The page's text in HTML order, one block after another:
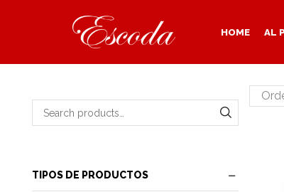
HOME AL
Search for: SEARCH
TIPOS DE PRODUCTOS